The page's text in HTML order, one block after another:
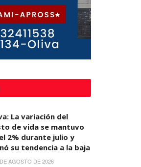
La variación del
de vida se mantuvo
2% durante julio y
su tendencia a la baja
AGOSTO DE 2026